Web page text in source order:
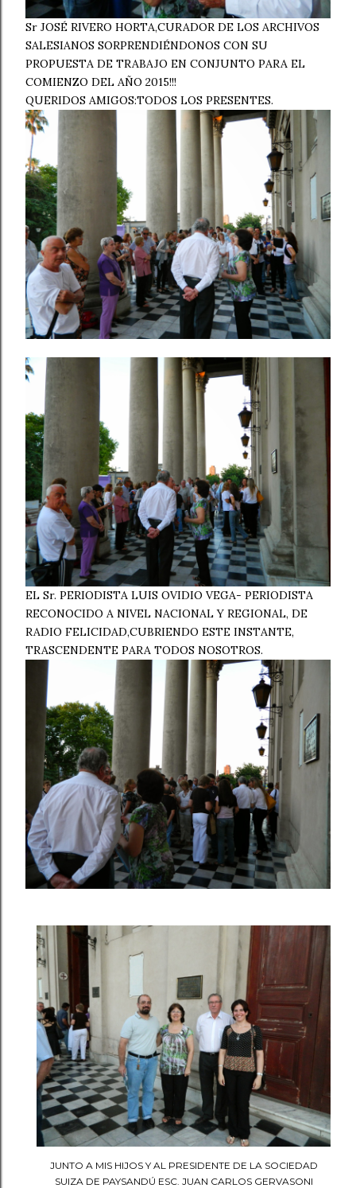
Sr JOSÉ RIVERO HORTA,CURADOR DE LOS ARCHIVOS
SALESIANOS SORPRENDIÉNDONOS CON SU
PROPUESTA DE TRABAJO EN CONJUNTO PARA EL
COMIENZO DEL AÑO 2015!!!
QUERIDOS AMIGOS:TODOS LOS PRESENTES.
EL Sr. PERIODISTA LUIS OVIDIO VEGA- PERIODISTA
RECONOCIDO A NIVEL NACIONAL Y REGIONAL, DE
RADIO FELICIDAD,CUBRIENDO ESTE INSTANTE,
TRASCENDENTE PARA TODOS NOSOTROS.
JUNTO A MIS HIJOS Y AL PRESIDENTE DE LA SOCIEDAD
SUIZA DE PAYSANDÚ ESC. JUAN CARLOS GERVASONI